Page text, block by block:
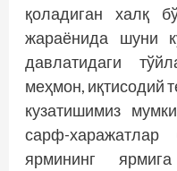
қоладиган халқ
жараёнида шуни
давлатидаги
меҳмон, иқтисодий
кузатишимиз
сарф-харажатлар
ярмининг